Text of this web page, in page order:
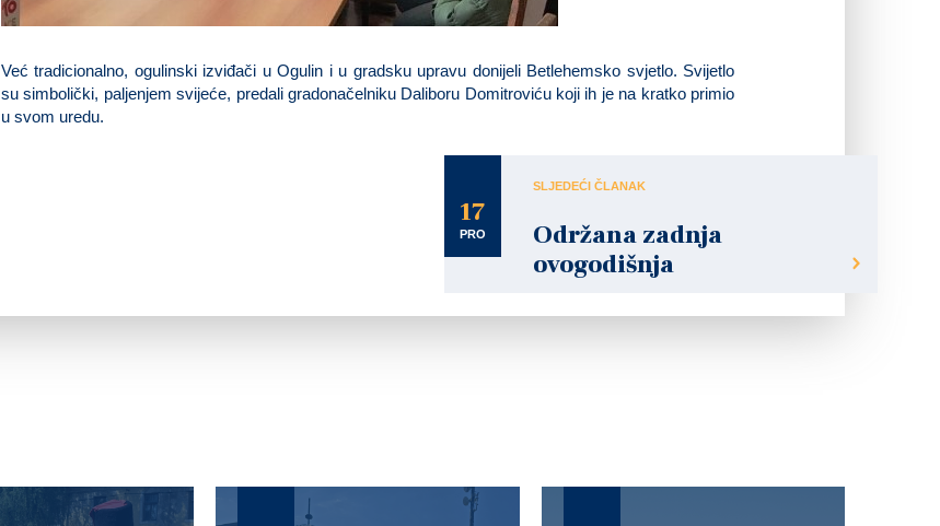
Već tradicionalno, ogulinski izviđači u Ogulin i u gradsku upravu donijeli Betlehemsko svjetlo. Svijetlo
su simbolički, paljenjem svijeće, predali gradonačelniku Daliboru Domitroviću koji ih je na kratko primio
u svom uredu.
17
PRO
SLJEDEĆI ČLANAK
Održana zadnja
ovogodišnja